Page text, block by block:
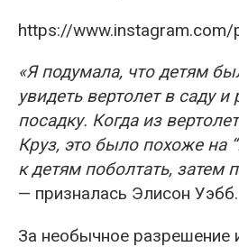
https://www.instagram.com/
«Я подумала, что детям
увидеть вертолет в саду
посадку. Когда из
Круз, это было похоже на
к детям поболтать, затем
— призналась Элисон Уэбб.
За необычное разрешение